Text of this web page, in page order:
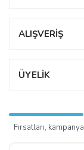
ALIŞVERİŞ
ÜYELİK
Fırsatları,